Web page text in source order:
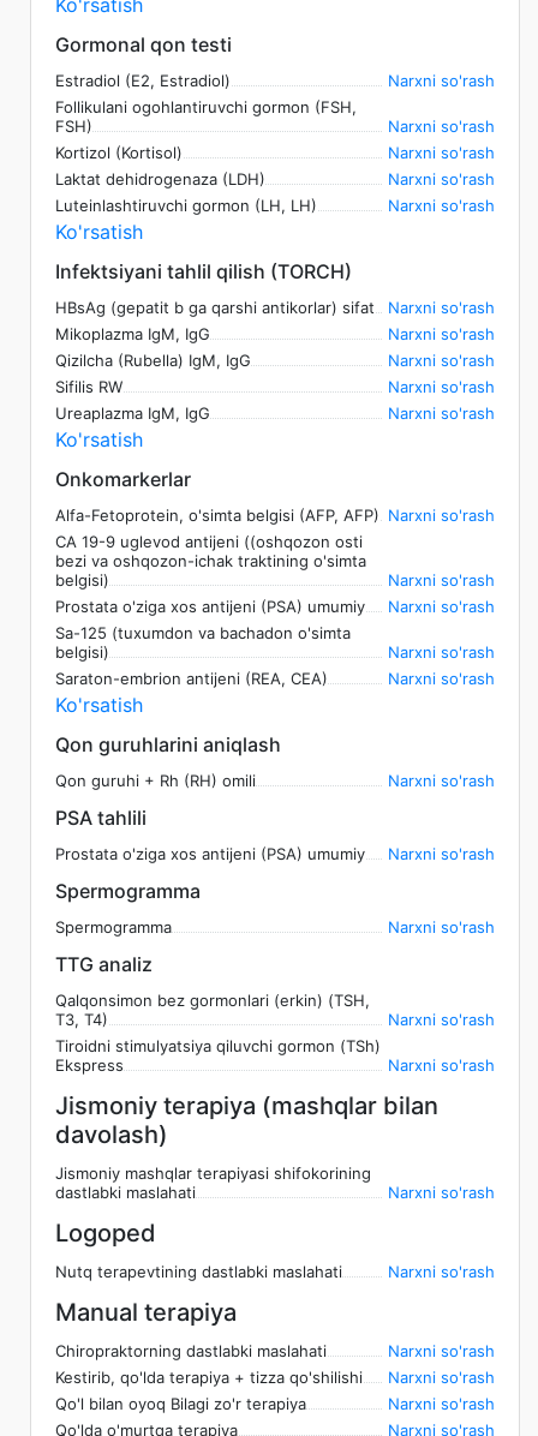
Gormonal qon testi
Estradiol (E2, Estradiol)
Narxni so'rash
Follikulani ogohlantiruvchi gormon (FSH,
FSH)
Narxni so'rash
Kortizol (Kortisol)
Narxni so'rash
Laktat dehidrogenaza (LDH)
Narxni so'rash
Luteinlashtiruvchi gormon (LH, LH)
Narxni so'rash
Ko'rsatish
Infektsiyani tahlil qilish (TORCH)
HBsAg (gepatit b ga qarshi antikorlar) sifat
Narxni so'rash
Mikoplazma IgM, IgG
Narxni so'rash
Qizilcha (Rubella) IgM, IgG
Narxni so'rash
Sifilis RW
Narxni so'rash
Ureaplazma IgM, IgG
Narxni so'rash
Ko'rsatish
Onkomarkerlar
Alfa-Fetoprotein, o'simta belgisi (AFP, AFP) Narxni so'rash
CA 19-9 uglevod antijeni ((oshqozon osti
bezi va oshqozon-ichak traktining o'simta
belgisi)
Narxni so'rash
Prostata o'ziga xos antijeni (PSA) umumiy
Narxni so'rash
Sa-125 (tuxumdon va bachadon o'simta
belgisi)
Narxni so'rash
Saraton-embrion antijeni (REA, CEA)
Narxni so'rash
Ko'rsatish
Qon guruhlarini aniqlash
Qon guruhi + Rh (RH) omili Narxni so'rash
PSA tahlili
Prostata o'ziga xos antijeni (PSA) umumiy Narxni so'rash
Spermogramma
Spermogramma Narxni so'rash
TTG analiz
Qalqonsimon bez gormonlari (erkin) (TSH,
T3, T4)
Narxni so'rash
Tiroidni stimulyatsiya qiluvchi gormon (TSh)
Ekspress
Narxni so'rash
Jismoniy terapiya (mashqlar bilan
davolash)
Jismoniy mashqlar terapiyasi shifokorining
dastlabki maslahati
Narxni so'rash
Logoped
Nutq terapevtining dastlabki maslahati Narxni so'rash
Manual terapiya
Chiropraktorning dastlabki maslahati
Narxni so'rash
Kestirib, qo'lda terapiya + tizza qo'shilishi
Narxni so'rash
Qo'l bilan oyoq Bilagi zo'r terapiya
Narxni so'rash
Qo'lda o'murtqa terapiya
Narxni so'rash